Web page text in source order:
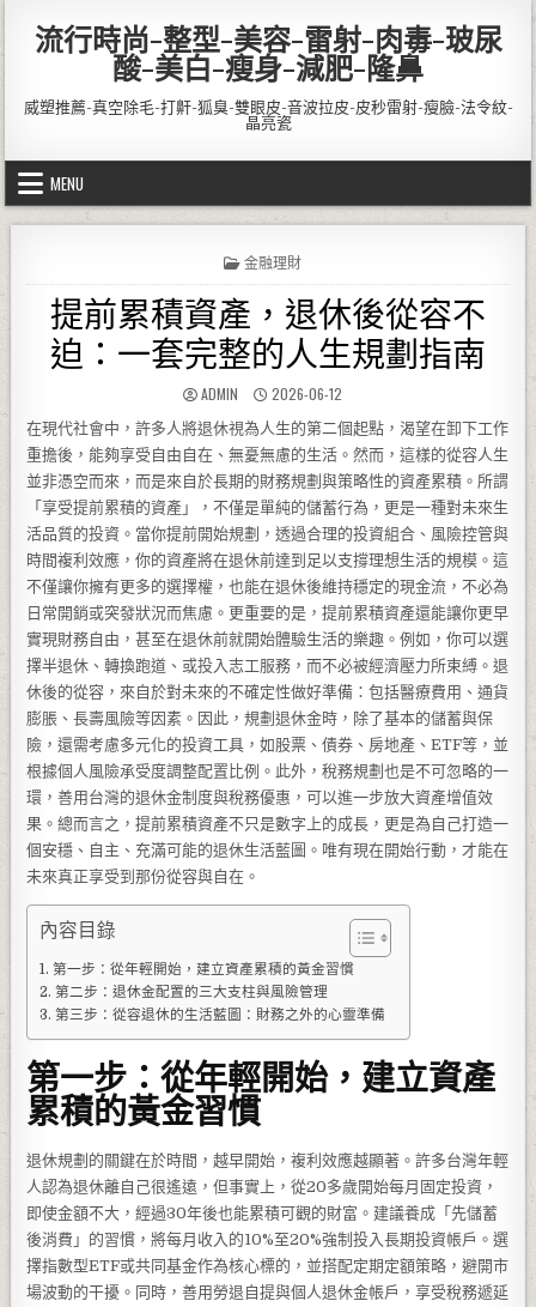
流行時尚-整型-美容-雷射-肉毒-玻尿
酸-美白-瘦身-減肥-隆鼻
威塑推薦-真空除毛-打鼾-狐臭-雙眼皮-音波拉皮-皮秒雷射-瘦臉-法令紋-
晶亮瓷
MENU
POSTED IN
金融理財
提前累積資產，退休後從容不
迫：一套完整的人生規劃指南
AUTHOR:
ADMIN PUBLISHED DATE:
2026-06-12
在現代社會中，許多人將退休視為人生的第二個起點，渴望在卸下工作
重擔後，能夠享受自由自在、無憂無慮的生活。然而，這樣的從容人生
並非憑空而來，而是來自於長期的財務規劃與策略性的資產累積。所謂
「享受提前累積的資產」，不僅是單純的儲蓄行為，更是一種對未來生
活品質的投資。當你提前開始規劃，透過合理的投資組合、風險控管與
時間複利效應，你的資產將在退休前達到足以支撐理想生活的規模。這
不僅讓你擁有更多的選擇權，也能在退休後維持穩定的現金流，不必為
日常開銷或突發狀況而焦慮。更重要的是，提前累積資產還能讓你更早
實現財務自由，甚至在退休前就開始體驗生活的樂趣。例如，你可以選
擇半退休、轉換跑道、或投入志工服務，而不必被經濟壓力所束縛。退
休後的從容，來自於對未來的不確定性做好準備：包括醫療費用、通貨
膨脹、長壽風險等因素。因此，規劃退休金時，除了基本的儲蓄與保
險，還需考慮多元化的投資工具，如股票、債券、房地產、ETF等，並
根據個人風險承受度調整配置比例。此外，稅務規劃也是不可忽略的一
環，善用台灣的退休金制度與稅務優惠，可以進一步放大資產增值效
果。總而言之，提前累積資產不只是數字上的成長，更是為自己打造一
個安穩、自主、充滿可能的退休生活藍圖。唯有現在開始行動，才能在
未來真正享受到那份從容與自在。
內容目錄
第一步：從年輕開始，建立資產累積的黃金習慣
第二步：退休金配置的三大支柱與風險管理
第三步：從容退休的生活藍圖：財務之外的心靈準備
第一步：從年輕開始，建立資產
累積的黃金習慣
退休規劃的關鍵在於時間，越早開始，複利效應越顯著。許多台灣年輕
人認為退休離自己很遙遠，但事實上，從20多歲開始每月固定投資，
即使金額不大，經過30年後也能累積可觀的財富。建議養成「先儲蓄
後消費」的習慣，將每月收入的10%至20%強制投入長期投資帳戶。選
擇指數型ETF或共同基金作為核心標的，並搭配定期定額策略，避開市
場波動的干擾。同時，善用勞退自提與個人退休金帳戶，享受稅務遞延